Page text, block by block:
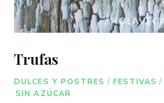
Trufas
DULCES Y POSTRES / FESTIVAS /
SIN AZÚCAR